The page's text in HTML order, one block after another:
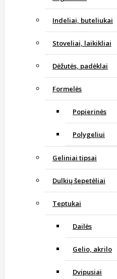
Indeliai, buteliukai
Stoveliai, laikikliai
Dėžutės, padėklai
Formelės
Popierinės
Polygeliui
Geliniai tipsai
Dulkių šepetėliai
Teptukai
Dailės
Gelio, akrilo
Dvipusiai